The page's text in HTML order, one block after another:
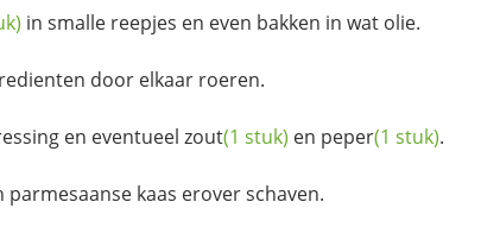
in smalle reepjes en even bakken in wat olie.
door elkaar roeren.
en eventueel zout(1 stuk) en peper(1 stuk).
kaas erover schaven.